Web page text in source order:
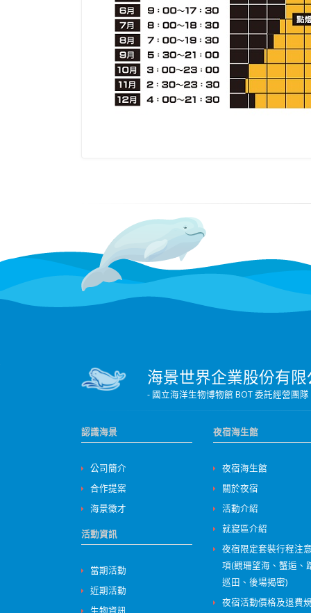
海景世界企業股份有
- 國立海洋生物博物館 BOT 委託經營團
認識海景
公司簡介
合作提案
海景徵才
活動資訊
當期活動
近期活動
生物資訊
夜宿海生館
夜宿海生館
關於夜宿
活動介紹
就寢區介紹
夜宿限定套裝行程注
項(觀珊望海、蟹逅、
巡田、後場揭密)
夜宿活動價格及退費